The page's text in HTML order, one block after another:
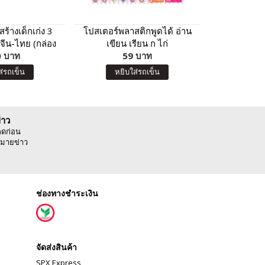
างเด็กเก่ง 3
น-ไทย (กล่อง
งิน)
บาท
รถเข็น
โปสเตอร์พลาสติกพูดได้ อ่าน
เขียน เรียน ก ไก่
59 บาท
หยิบใส่รถเข็น
ว
ก่อน
ายข่าว
ช่องทางชำระเงิน
จัดส่งสินค้า
SPX Express